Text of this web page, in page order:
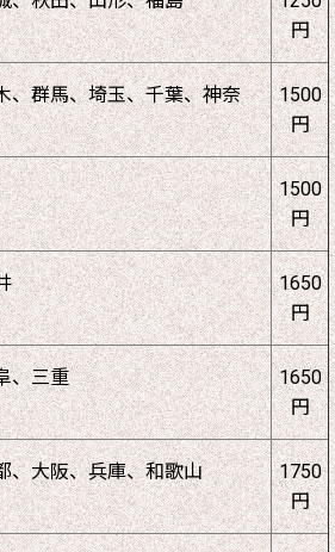
円
、群馬、埼玉、千葉、神奈
1500
円
1500
円
1650
円
、三重
1650
円
、大阪、兵庫、和歌山
1750
円